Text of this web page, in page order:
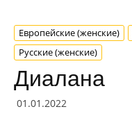
Европейские (женские)
Русские (женские)
Диалана
01.01.2022